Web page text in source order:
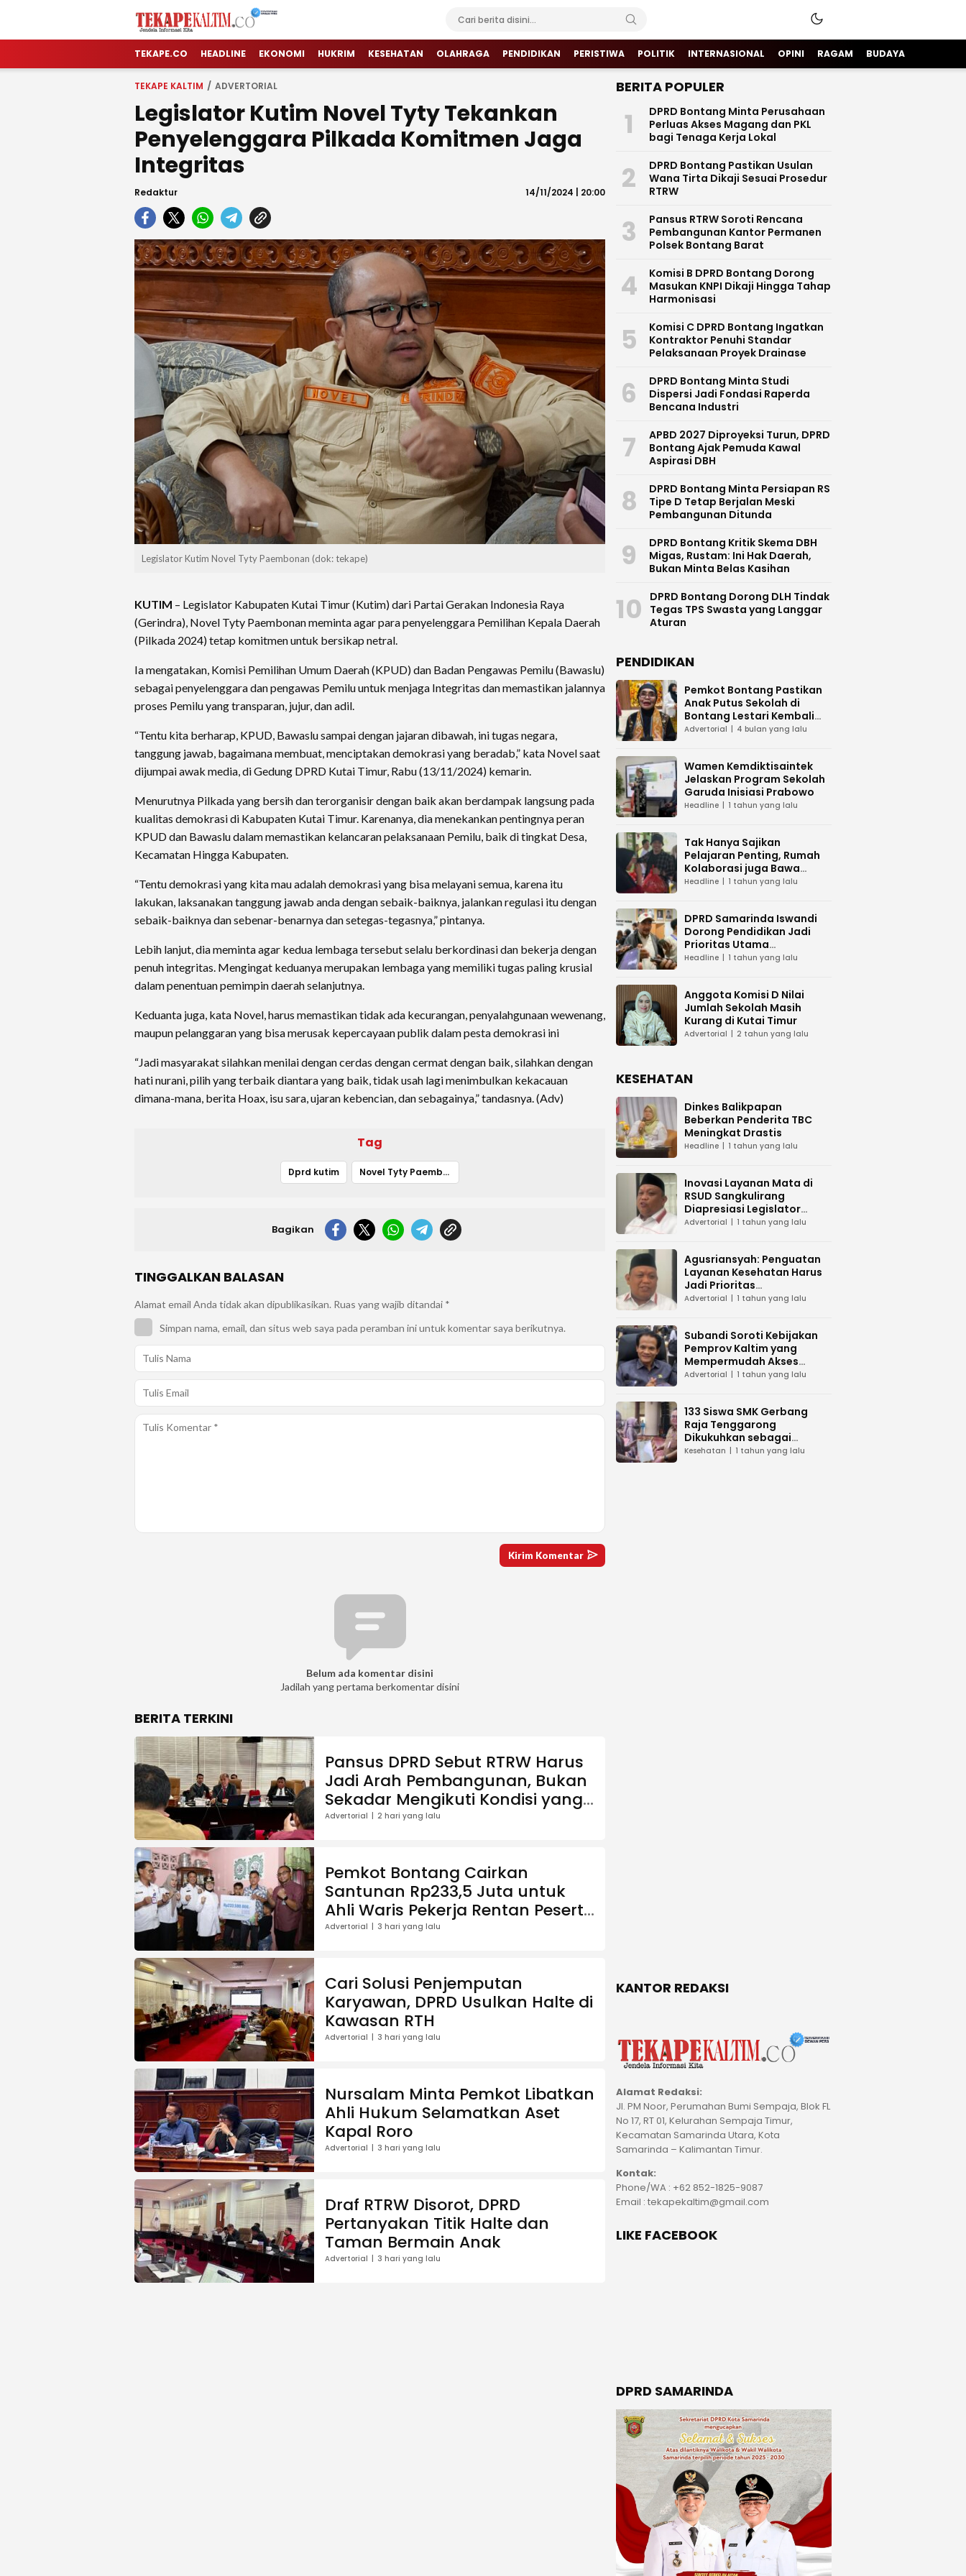
TEKAPE KALTIM
Jendela Informasi Kita
TEKAPE.CO HEADLINE EKONOMI HUKRIM KESEHATAN OLAHRAGA PENDIDIKAN PERISTIWA POLITIK INTERNASIONAL OPINI RAGAM BUDAYA
TEKAPE KALTIM ADVERTORIAL
Legislator Kutim Novel Tyty Tekankan
Penyelenggara Pilkada Komitmen Jaga
Integritas
Redaktur 14/11/2024 | 20:00
Legislator Kutim Novel Tyty Paembonan (dok: tekape)
KUTIM – Legislator Kabupaten Kutai Timur (Kutim) dari Partai Gerakan Indonesia Raya
(Gerindra), Novel Tyty Paembonan meminta agar para penyelenggara Pemilihan Kepala Daerah
(Pilkada 2024) tetap komitmen untuk bersikap netral.
Ia mengatakan, Komisi Pemilihan Umum Daerah (KPUD) dan Badan Pengawas Pemilu (Bawaslu)
sebagai penyelenggara dan pengawas Pemilu untuk menjaga Integritas dan memastikan jalannya
proses Pemilu yang transparan, jujur, dan adil.
“Tentu kita berharap, KPUD, Bawaslu sampai dengan jajaran dibawah, ini tugas negara,
tanggung jawab, bagaimana membuat, menciptakan demokrasi yang beradab,” kata Novel saat
dijumpai awak media, di Gedung DPRD Kutai Timur, Rabu (13/11/2024) kemarin.
Menurutnya Pilkada yang bersih dan terorganisir dengan baik akan berdampak langsung pada
kualitas demokrasi di Kabupaten Kutai Timur. Karenanya, dia menekankan pentingnya peran
KPUD dan Bawaslu dalam memastikan kelancaran pelaksanaan Pemilu, baik di tingkat Desa,
Kecamatan Hingga Kabupaten.
“Tentu demokrasi yang kita mau adalah demokrasi yang bisa melayani semua, karena itu
lakukan, laksanakan tanggung jawab anda dengan sebaik-baiknya, jalankan regulasi itu dengan
sebaik-baiknya dan sebenar-benarnya dan setegas-tegasnya,” pintanya.
Lebih lanjut, dia meminta agar kedua lembaga tersebut selalu berkordinasi dan bekerja dengan
penuh integritas. Mengingat keduanya merupakan lembaga yang memiliki tugas paling krusial
dalam penentuan pemimpin daerah selanjutnya.
Keduanta juga, kata Novel, harus memastikan tidak ada kecurangan, penyalahgunaan wewenang,
maupun pelanggaran yang bisa merusak kepercayaan publik dalam pesta demokrasi ini
“Jadi masyarakat silahkan menilai dengan cerdas dengan cermat dengan baik, silahkan dengan
hati nurani, pilih yang terbaik diantara yang baik, tidak usah lagi menimbulkan kekacauan
dimana-mana, berita Hoax, isu sara, ujaran kebencian, dan sebagainya,” tandasnya. (Adv)
Tag
Dprd kutim Novel Tyty Paembonan
Bagikan
TINGGALKAN BALASAN
Alamat email Anda tidak akan dipublikasikan. Ruas yang wajib ditandai *
Simpan nama, email, dan situs web saya pada peramban ini untuk komentar saya berikutnya.
Belum ada komentar disini
Jadilah yang pertama berkomentar disini
BERITA TERKINI
Pansus DPRD Sebut RTRW Harus
Jadi Arah Pembangunan, Bukan
Sekadar Mengikuti Kondisi yang
Sudah Ada
Advertorial 2 hari yang lalu
Pemkot Bontang Cairkan
Santunan Rp233,5 Juta untuk
Ahli Waris Pekerja Rentan Peserta
BPJS Ketenagakerjaan
Advertorial 3 hari yang lalu
Cari Solusi Penjemputan
Karyawan, DPRD Usulkan Halte di
Kawasan RTH
Advertorial 3 hari yang lalu
Nursalam Minta Pemkot Libatkan
Ahli Hukum Selamatkan Aset
Kapal Roro
Advertorial 3 hari yang lalu
Draf RTRW Disorot, DPRD
Pertanyakan Titik Halte dan
Taman Bermain Anak
Advertorial 3 hari yang lalu
BERITA POPULER
1
DPRD Bontang Minta Perusahaan
Perluas Akses Magang dan PKL
bagi Tenaga Kerja Lokal
2
DPRD Bontang Pastikan Usulan
Wana Tirta Dikaji Sesuai Prosedur
RTRW
3
Pansus RTRW Soroti Rencana
Pembangunan Kantor Permanen
Polsek Bontang Barat
4
Komisi B DPRD Bontang Dorong
Masukan KNPI Dikaji Hingga Tahap
Harmonisasi
5
Komisi C DPRD Bontang Ingatkan
Kontraktor Penuhi Standar
Pelaksanaan Proyek Drainase
6
DPRD Bontang Minta Studi
Dispersi Jadi Fondasi Raperda
Bencana Industri
7
APBD 2027 Diproyeksi Turun, DPRD
Bontang Ajak Pemuda Kawal
Aspirasi DBH
8
DPRD Bontang Minta Persiapan RS
Tipe D Tetap Berjalan Meski
Pembangunan Ditunda
9
DPRD Bontang Kritik Skema DBH
Migas, Rustam: Ini Hak Daerah,
Bukan Minta Belas Kasihan
10
DPRD Bontang Dorong DLH Tindak
Tegas TPS Swasta yang Langgar
Aturan
PENDIDIKAN
Pemkot Bontang Pastikan
Anak Putus Sekolah di
Bontang Lestari Kembali
Mengenyam Pendidikan
Advertorial 4 bulan yang lalu
Wamen Kemdiktisaintek
Jelaskan Program Sekolah
Garuda Inisiasi Prabowo
Headline 1 tahun yang lalu
Tak Hanya Sajikan
Pelajaran Penting, Rumah
Kolaborasi juga Bawa
Sembako ke Sekolah Alam
Headline 1 tahun yang lalu
DPRD Samarinda Iswandi
Dorong Pendidikan Jadi
Prioritas Utama
Pemerintah
Headline 1 tahun yang lalu
Anggota Komisi D Nilai
Jumlah Sekolah Masih
Kurang di Kutai Timur
Advertorial 2 tahun yang lalu
KESEHATAN
Dinkes Balikpapan
Beberkan Penderita TBC
Meningkat Drastis
Headline 1 tahun yang lalu
Inovasi Layanan Mata di
RSUD Sangkulirang
Diapresiasi Legislator
Kaltim
Advertorial 1 tahun yang lalu
Agusriansyah: Penguatan
Layanan Kesehatan Harus
Jadi Prioritas
Pembangunan di Kaltim
Advertorial 1 tahun yang lalu
Subandi Soroti Kebijakan
Pemprov Kaltim yang
Mempermudah Akses
Layanan Kesehatan
Advertorial 1 tahun yang lalu
133 Siswa SMK Gerbang
Raja Tenggarong
Dikukuhkan sebagai
Asisten Tenaga Kesehatan
Kesehatan 1 tahun yang lalu
KANTOR REDAKSI
Alamat Redaksi:
Jl. PM Noor, Perumahan Bumi Sempaja, Blok FL
No 17, RT 01, Kelurahan Sempaja Timur,
Kecamatan Samarinda Utara, Kota
Samarinda – Kalimantan Timur.
Kontak:
Phone/WA : +62 852-1825-9087
Email : tekapekaltim@gmail.com
LIKE FACEBOOK
DPRD SAMARINDA